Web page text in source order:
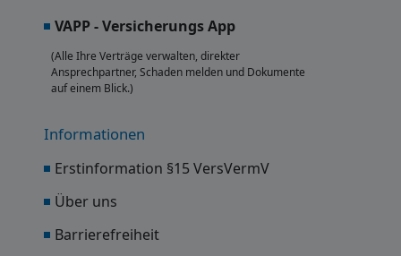
VAPP - Versicherungs App
(Alle Ihre Verträge verwalten, direkter
Ansprechpartner, Schaden melden und Dokumente
auf einem Blick.)
Informationen
Erstinformation §15 VersVermV
Über uns
Barrierefreiheit